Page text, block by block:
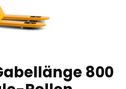
800